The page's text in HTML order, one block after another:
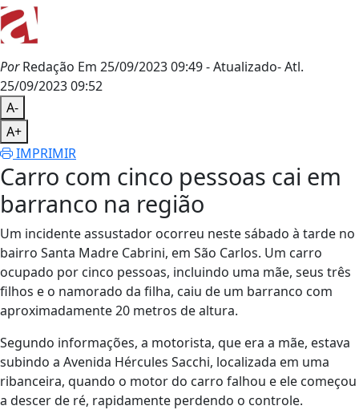
PorRedação Em 25/09/2023 09:49- Atualizado- Atl.
25/09/2023 09:52
A-
A+
IMPRIMIR
Carro com cinco pessoas cai em
barranco na região
Um incidente assustador ocorreu neste sábado à tarde no
bairro Santa Madre Cabrini, em São Carlos. Um carro
ocupado por cinco pessoas, incluindo uma mãe, seus três
filhos e o namorado da filha, caiu de um barranco com
aproximadamente 20 metros de altura.
Segundo informações, a motorista, que era a mãe, estava
subindo a Avenida Hércules Sacchi, localizada em uma
ribanceira, quando o motor do carro falhou e ele começou
a descer de ré, rapidamente perdendo o controle.